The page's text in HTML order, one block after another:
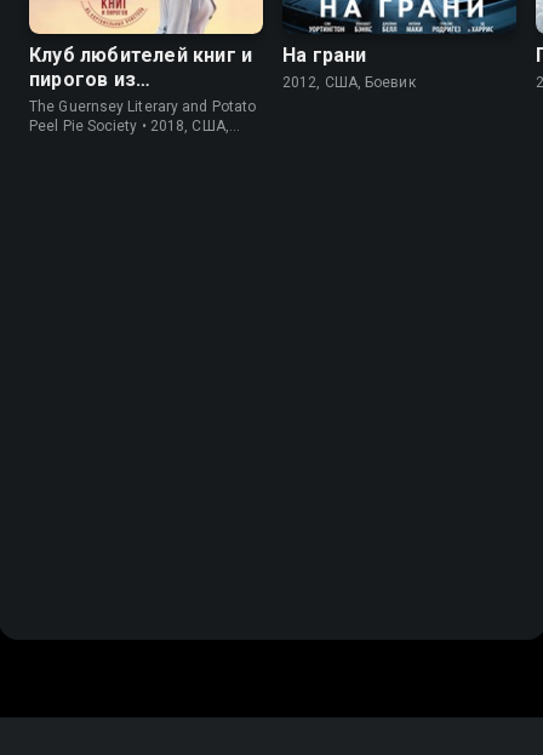
Клуб любителей книг и
пирогов из
картофельных
очистков
The Guernsey Literary and Potato
Peel Pie Society • 2018, США,
На грани
2012, США, Боевик